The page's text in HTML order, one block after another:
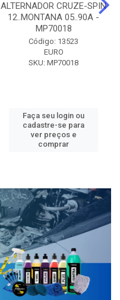
ALTERNADOR CRUZE-SPIN
12..MONTANA 05..90A -
MP70018
Código: 13523
EURO
SKU: MP70018
Faça seu login ou
cadastre-se para
ver preços e
comprar